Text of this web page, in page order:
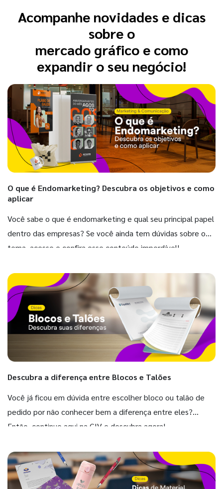
Acompanhe novidades e dicas
sobre o
mercado gráfico e como
expandir o seu negócio!
O que é Endomarketing? Descubra os objetivos e como
aplicar
Você sabe o que é endomarketing e qual seu principal papel
dentro das empresas? Se você ainda tem dúvidas sobre o
tema, acesse e confira esse conteúdo imperdível!
Descubra a diferença entre Blocos e Talões
Você já ficou em dúvida entre escolher bloco ou talão de
pedido por não conhecer bem a diferença entre eles?
Então, continue aqui na GIV e descubra agora!